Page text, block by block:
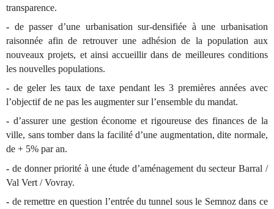
transparence.
- de passer d’une urbanisation sur-densifiée à une urbanisation
raisonnée afin de retrouver une adhésion de la population aux
nouveaux projets, et ainsi accueillir dans de meilleures conditions
les nouvelles populations.
- de geler les taux de taxe pendant les 3 premières années avec
l’objectif de ne pas les augmenter sur l’ensemble du mandat.
- d’assurer une gestion économe et rigoureuse des finances de la
ville, sans tomber dans la facilité d’une augmentation, dite normale,
de + 5% par an.
- de donner priorité à une étude d’aménagement du secteur Barral /
Val Vert / Vovray.
- de remettre en question l’entrée du tunnel sous le Semnoz dans ce